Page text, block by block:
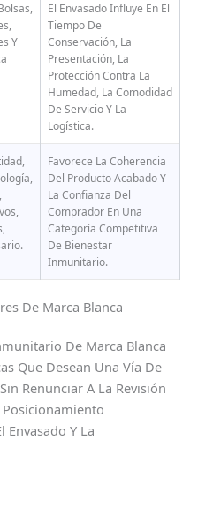
Y
El Envasado Influye En El
Tiempo De
Conservación, La
Presentación, La
Protección Contra La
Humedad, La Comodidad
De Servicio Y La
Logística.
Favorece La Coherencia
Del Producto Acabado Y
La Confianza Del
Comprador En Una
Categoría Competitiva
De Bienestar
Inmunitario.
De Marca Blanca
De Marca Blanca
Que Desean Una Vía De
Renunciar A La Revisión
Envasado Y La